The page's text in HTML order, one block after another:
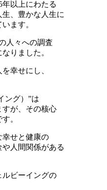
以上にわたる
、豊かな人生に
ます。
人々への調査
りました。
幸せにし、
ング）”は
すが、その核心
。
幸せと健康の
人間関係がある
ルビーイングの